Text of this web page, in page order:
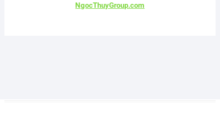
NgocThuyGroup.com